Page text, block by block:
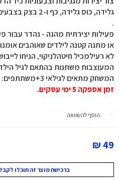
גלידה, כוס גלידה, כף ו-2 בצק בצבעים שונים.
.
פעילות יצירתית מהנה - נהדר עבור
או מתנה קטנה לילדים שאוהבים
לא רעילמכיל חיטהלניקוי, הניחו
המעוצבות משתנות בהתאם לגיל
המשחק מתאים לגילאי 3+משתתפים: 1+
זמן אספקה 5 ימי עסקים.
הוסף להשוואה
49 ₪
ברכישת מוצר זה תוכלו לקבל עד 49 נקודות